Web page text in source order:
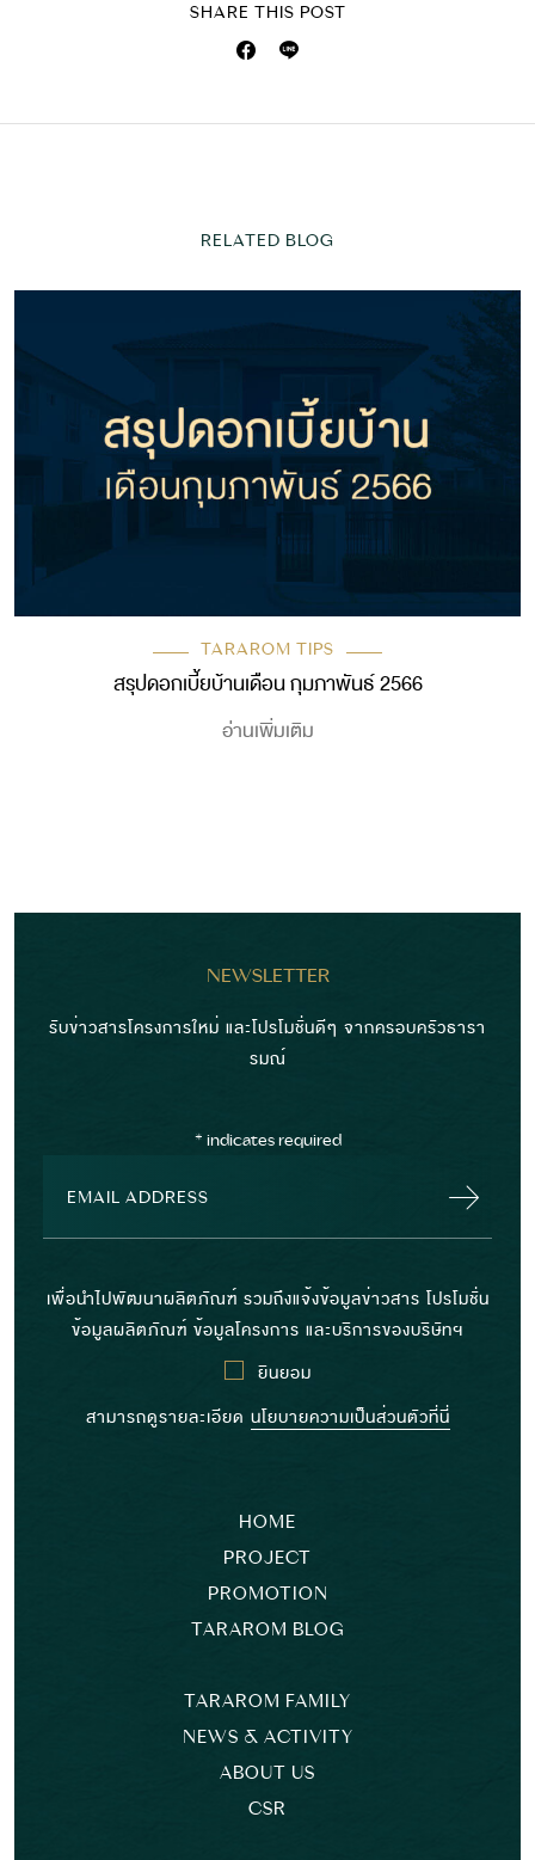
SHARE THIS POST
RELATED BLOG
TARAROM TIPS
สรุปดอกเบี้ยบ้านเดือน กุมภาพันธ์ 2566
อ่านเพิ่มเติม
NEWSLETTER
รับข่าวสารโครงการใหม่ และโปรโมชั่นดีๆ จากครอบครัวธารา
รมณ์
* indicates required
เพื่อนำไปพัฒนาผลิตภัณฑ์ รวมถึงแจ้งข้อมูลข่าวสาร โปรโมชั่น
ข้อมูลผลิตภัณฑ์ ข้อมูลโครงการ และบริการของบริษัทฯ
ยินยอม
สามารถดูรายละเอียด นโยบายความเป็นส่วนตัวที่นี่
HOME
PROJECT
PROMOTION
TARAROM BLOG
TARAROM FAMILY
NEWS & ACTIVITY
ABOUT US
CSR